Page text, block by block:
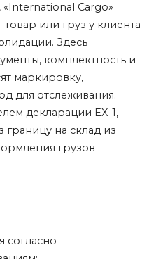
«International Cargo»
или груз у клиента
Здесь
комплектность и
маркировку,
для отслеживания.
декларации EX-1,
границу на склад из
грузов
согласно